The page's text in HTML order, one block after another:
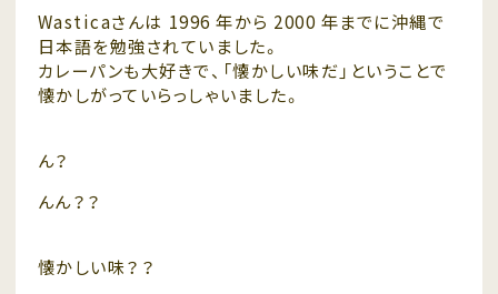
Wasticaさんは 1996 年から 2000 年までに沖縄で
日本語を勉強されていました。
カレーパンも大好きで、「懐かしい味だ」ということで
懐かしがっていらっしゃいました。
ん？
んん？？
懐かしい味？？